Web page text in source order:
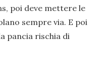
poi deve mettere le
sempre via. E poi
pancia rischia di